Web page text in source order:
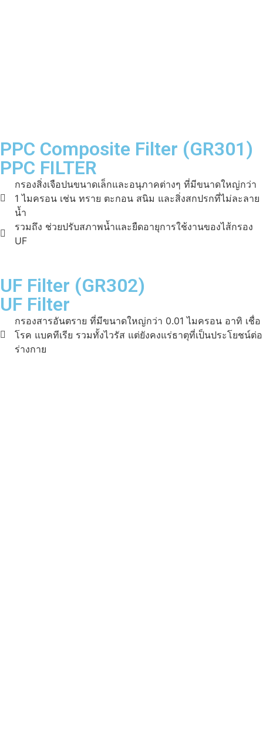
PPC Composite Filter (GR301)
PPC FILTER
กรองสิ่งเจือปนขนาดเล็กและอนุภาคต่างๆ ที่มีขนาดใหญ่กว่า
1 ไมครอน เช่น ทราย ตะกอน สนิม และสิ่งสกปรกที่ไม่ละลาย
น้ำ
รวมถึง ช่วยปรับสภาพน้ำและยืดอายุการใช้งานของไส้กรอง
UF
UF Filter (GR302)
UF Filter
กรองสารอันตราย ที่มีขนาดใหญ่กว่า 0.01 ไมครอน อาทิ เชื่อ
โรค แบคทีเรีย รวมทั้งไวรัส แต่ยังคงแร่ธาตุที่เป็นประโยชน์ต่อ
ร่างกาย